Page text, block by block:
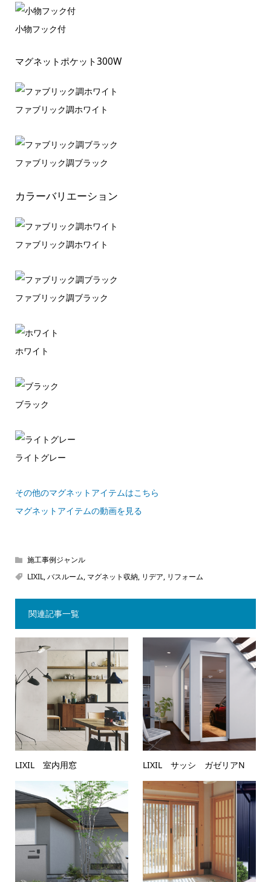
小物フック付
マグネットポケット300W
ファブリック調ホワイト
ファブリック調ブラック
カラーバリエーション
ファブリック調ホワイト
ファブリック調ブラック
ホワイト
ブラック
ライトグレー
その他のマグネットアイテムはこちら
マグネットアイテムの動画を見る
施工事例ジャンル
LIXIL,バスルーム, マグネット収納, リデア, リフォーム
関連記事一覧
LIXIL 室内用窓 LIXIL サッシ ガゼリアN